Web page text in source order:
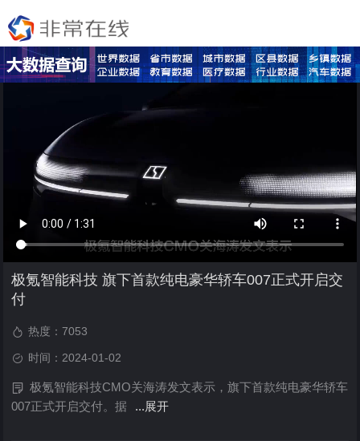
极氪智能科技 旗下首款纯电豪华轿车007正式开启交
付
热度：7053
时间：2024-01-02
极氪智能科技CMO关海涛发文表示，旗下首款纯电豪华轿车
007正式开启交付。据
...展开